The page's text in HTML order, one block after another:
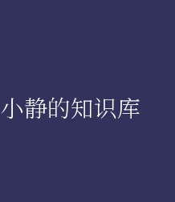
小静的知识库